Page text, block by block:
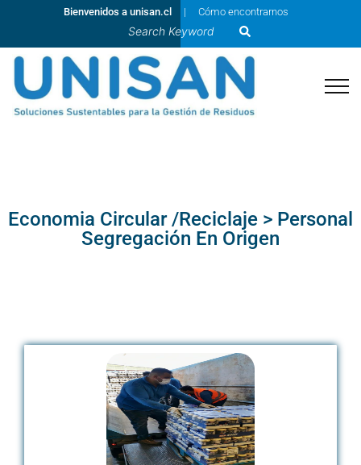
Bienvenidos a unisan.cl Cómo encontrarnos
Economia Circular /Reciclaje > Personal
Segregación En Origen